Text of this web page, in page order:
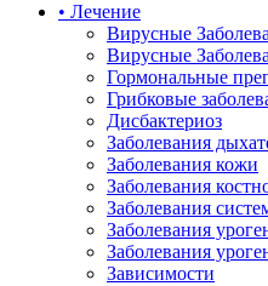
• Лечение
Вирусные
Вирусные
Гормональные
Грибковые
Дисбактериоз
Заболевания
Заболевания кожи
Заболевания
Заболевания
Заболевания
Заболевания
Зависимости